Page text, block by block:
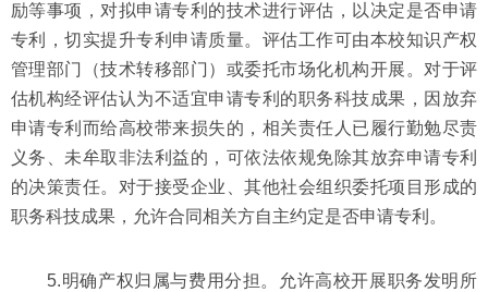
励等事项，对拟申请专利的技术进行评估，以决定是否申请
专利，切实提升专利申请质量。评估工作可由本校知识产权
管理部门（技术转移部门）或委托市场化机构开展。对于评
估机构经评估认为不适宜申请专利的职务科技成果，因放弃
申请专利而给高校带来损失的，相关责任人已履行勤勉尽责
义务、未牟取非法利益的，可依法依规免除其放弃申请专利
的决策责任。对于接受企业、其他社会组织委托项目形成的
职务科技成果，允许合同相关方自主约定是否申请专利。
5.明确产权归属与费用分担。允许高校开展职务发明所